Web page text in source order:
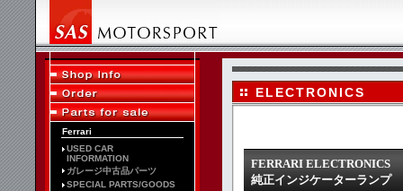
Ferrari
USED CAR
INFORMATION
ガレージ中古品パーツ
SPECIAL PARTS/GOODS
ELECTRONICS
FERRARI ELECTRONICS
純正インジケーターラン